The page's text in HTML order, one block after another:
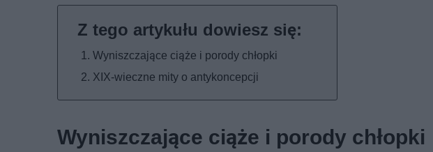
Wyniszczające ciąże i porody chłopki
XIX-wieczne mity o antykoncepcji
Wyniszczające ciąże i porody chłopki